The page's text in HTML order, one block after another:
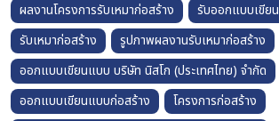
ผลงานโครงการรับเหมาก่อสร้าง
รับออกแบบเขีย
รับเหมาก่อสร้าง
รูปภาพผลงานรับเหมาก่อสร้าง
ออกแบบเขียนแบบ บริษัท นิสโก (ประเทศไทย) จำกัด
ออกแบบเขียนแบบก่อสร้าง
โครงการก่อสร้าง